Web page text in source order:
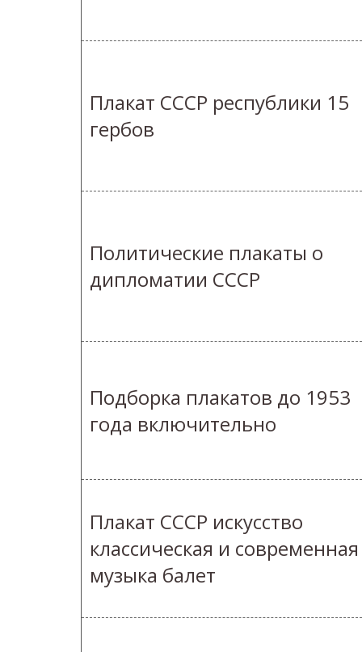
Плакат СССР республики 15
гербов
Политические плакаты о
дипломатии СССР
Подборка плакатов до 1953
года включительно
Плакат СССР искусство
классическая и современная
музыка балет